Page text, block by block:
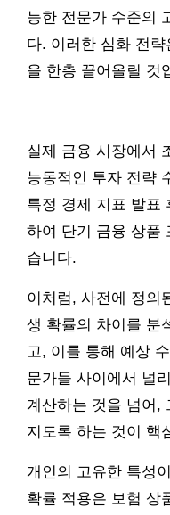
능한 전문가 수준의
다. 이러한 심화 전
을 한층 끌어올릴 것
실제 금융 시장에서
능동적인 투자 전략
특정 경제 지표 발표
하여 단기 금융 상품
습니다.
이처럼, 사전에 정의
생 확률의 차이를 분
고, 이를 통해 예상
문가들 사이에서 널
계산하는 것을 넘어,
지도록 하는 것이 핵
개인의 고유한 특성
확률 적용은 보험 상